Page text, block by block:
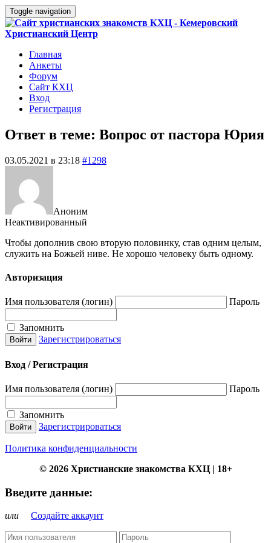
Toggle navigation
Главная
Анкеты
Форум
Сайт КХЦ
Вход
Регистрация
Ответ в теме: Вопрос от пастора Юрия
03.05.2021 в 23:18 #1298
Аноним
Неактивированный
Чтобы дополнив свою вторую половинку, став одним целым,
служить на Божьей ниве. Не хорошо человеку быть одному.
Авторизация
Имя пользователя (логин) Пароль
Запомнить
Зарегистрироваться
Вход / Регистрация
Имя пользователя (логин) Пароль
Запомнить
Зарегистрироваться
Политика конфиденциальности
© 2026 Христианские знакомства КХЦ | 18+
Введите данные:
или Создайте аккаунт